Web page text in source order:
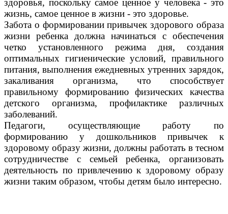
здоровья, поскольку самое ценное у человека - это
жизнь, самое ценное в жизни - это здоровье.
Забота о формировании привычек здорового образа
жизни ребенка должна начинаться с обеспечения
четко установленного режима дня, создания
оптимальных гигиенические условий, правильного
питания, выполнения ежедневных утренних зарядок,
закаливания организма, что способствует
правильному формированию физических качества
детского организма, профилактике различных
заболеваний.
Педагоги, осуществляющие работу по
формированию у дошкольников привычек к
здоровому образу жизни, должны работать в тесном
сотрудничестве с семьей ребенка, организовать
деятельность по привлечению к здоровому образу
жизни таким образом, чтобы детям было интересно.